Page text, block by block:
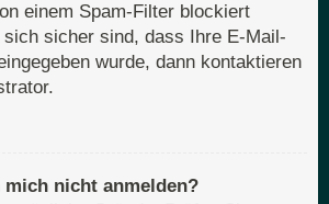
einem Spam-Filter blockiert
sicher sind, dass Ihre E-Mail-
wurde, dann kontaktieren
mich nicht anmelden?